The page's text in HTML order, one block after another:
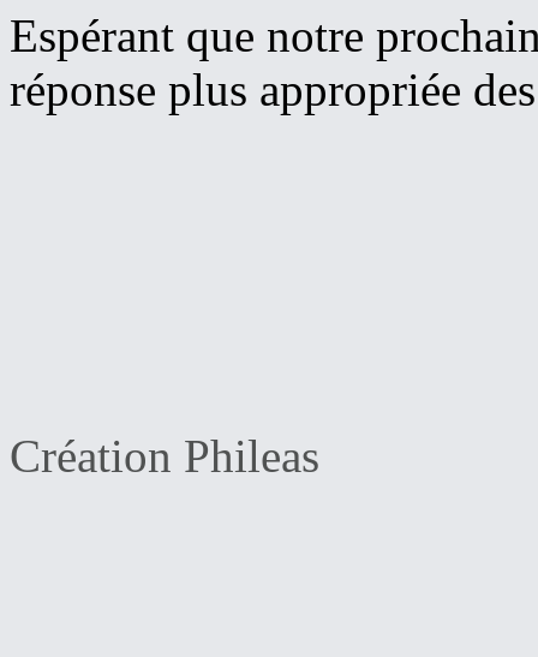
Espérant que notre
réponse plus appropriée
Création Phileas